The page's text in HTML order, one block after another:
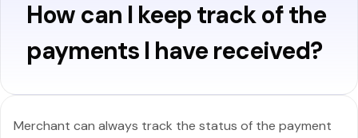
How can I keep track of the
payments I have received?
Merchant can always track the status of the payment